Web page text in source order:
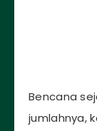
Bencana
jumlahnya,